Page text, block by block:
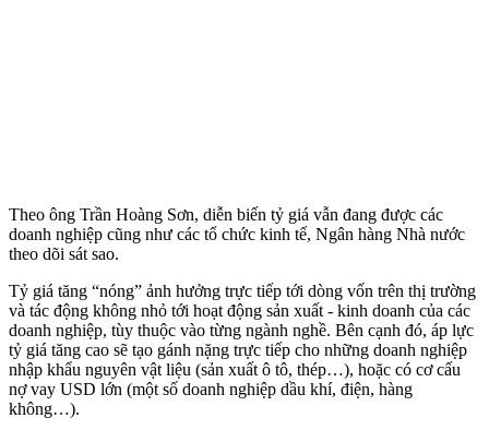
Theo ông Trần Hoàng Sơn, diễn biến tỷ giá vẫn đang được các
doanh nghiệp cũng như các tổ chức kinh tế, Ngân hàng Nhà nước
theo dõi sát sao.
Tỷ giá tăng “nóng” ảnh hưởng trực tiếp tới dòng vốn trên thị trường
và tác động không nhỏ tới hoạt động sản xuất - kinh doanh của các
doanh nghiệp, tùy thuộc vào từng ngành nghề. Bên cạnh đó, áp lực
tỷ giá tăng cao sẽ tạo gánh nặng trực tiếp cho những doanh nghiệp
nhập khẩu nguyên vật liệu (sản xuất ô tô, thép…), hoặc có cơ cấu
nợ vay USD lớn (một số doanh nghiệp dầu khí, điện, hàng
không…).